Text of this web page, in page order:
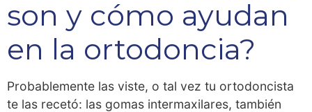
son y cómo ayudan
en la ortodoncia?
Probablemente las viste, o tal vez tu ortodoncista
te las recetó: las gomas intermaxilares, también